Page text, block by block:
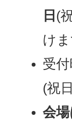
日 (
けま
受
(祝
会